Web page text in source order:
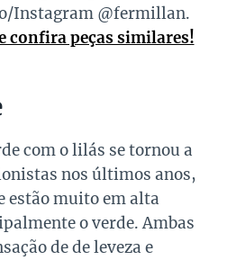
Instagram @fermillan.
confira peças similares!
com o lilás se tornou a
nos últimos anos,
estão muito em alta
o verde. Ambas
de de leveza e